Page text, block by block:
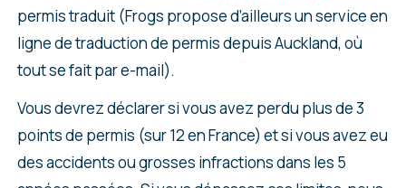
permis traduit (Frogs propose d’ailleurs un service en
ligne de traduction de permis depuis Auckland, où
tout se fait par e-mail).
Vous devrez déclarer si vous avez perdu plus de 3
points de permis (sur 12 en France) et si vous avez eu
des accidents ou grosses infractions dans les 5